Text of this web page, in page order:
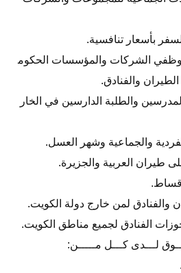
بأسعار تنافسية.
الشركات والمؤسسات الحكوم
والفنادق.
والطلبة الدارسين في الخار
والجماعية وشهر العسل.
العربية والجزيرة.
والفنادق لمن خارج دولة الكويت.
الفنادق لجميع مناطق الكويت.
لـــدى كـــل مـــــن: